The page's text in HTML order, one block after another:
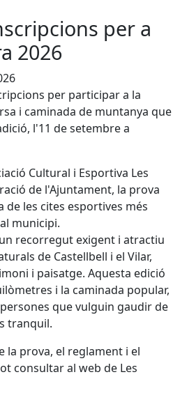
per a
2026
per participar a la
i caminada de muntanya que
l'11 de setembre a
Cultural i Esportiva Les
de l'Ajuntament, la prova
les cites esportives més
municipi.
recorregut exigent i atractiu
de Castellbell i el Vilar,
i paisatge. Aquesta edició
i la caminada popular,
que vulguin gaudir de
tranquil.
la prova, el reglament i el
consultar al web de Les